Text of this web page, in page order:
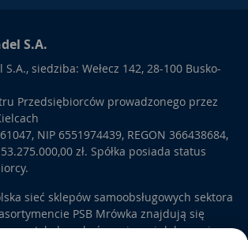
S.A.
S.A., siedziba: Wełecz 142, 28-100 Busko-
Przedsiębiorców prowadzonego przez
NIP 6551974439, REGON 366438684,
zł. Spółka posiada status
sieć sklepów samoobsługowych sektora
PSB Mrówka znajdują się
artykuły wykończeniowe i dekoracyjne,